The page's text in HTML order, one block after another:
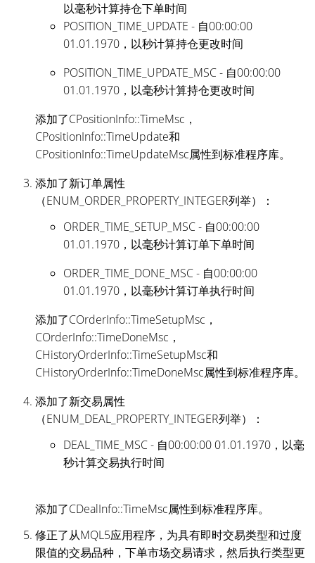
以毫秒计算持仓下单时间
POSITION_TIME_UPDATE - 自00:00:00
01.01.1970，以秒计算持仓更改时间
POSITION_TIME_UPDATE_MSC - 自00:00:00
01.01.1970，以毫秒计算持仓更改时间
添加了CPositionInfo::TimeMsc，
CPositionInfo::TimeUpdate和
CPositionInfo::TimeUpdateMsc属性到标准程序库。
添加了新订单属性
（ENUM_ORDER_PROPERTY_INTEGER列举）：
ORDER_TIME_SETUP_MSC - 自00:00:00
01.01.1970，以毫秒计算订单下单时间
ORDER_TIME_DONE_MSC - 自00:00:00
01.01.1970，以毫秒计算订单执行时间
添加了COrderInfo::TimeSetupMsc，
COrderInfo::TimeDoneMsc，
CHistoryOrderInfo::TimeSetupMsc和
CHistoryOrderInfo::TimeDoneMsc属性到标准程序库。
添加了新交易属性
（ENUM_DEAL_PROPERTY_INTEGER列举）：
DEAL_TIME_MSC - 自00:00:00 01.01.1970，以毫
秒计算交易执行时间
添加了CDealInfo::TimeMsc属性到标准程序库。
修正了从MQL5应用程序，为具有即时交易类型和过度
限值的交易品种，下单市场交易请求，然后执行类型更